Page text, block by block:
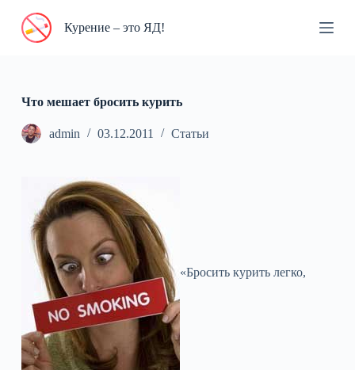
П
и
Курение – это ЯД!
Что мешает бросить курить
admin 03.12.2011 Статьи
«Бросить курить легко,